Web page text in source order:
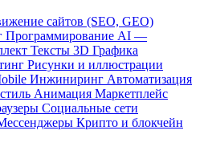
сайтов (SEO, GEO)
Программирование AI —
Тексты 3D Графика
Рисунки и иллюстрации
Инжиниринг Автоматизация
Анимация Маркетплейс
Социальные сети
Крипто и блокчейн